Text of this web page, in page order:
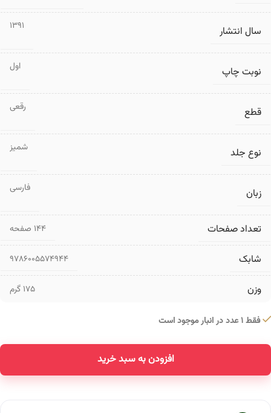
سال انتشار 1391
نوبت چاپ اول
قطع رقعی
نوع جلد شمیز
زبان فارسی
تعداد صفحات ۱۴۴ صفحه
شابک 9786005574944
وزن 175 گرم
فقط 1 عدد در انبار موجود است
افزودن به سبد خرید